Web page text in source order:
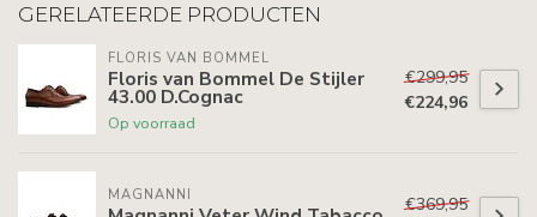
GERELATEERDE PRODUCTEN
FLORIS VAN BOMMEL
Floris van Bommel De Stijler
43.00 D.Cognac
Op voorraad
€299,95
€224,96
MAGNANNI
€369,95